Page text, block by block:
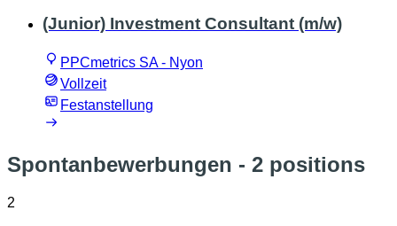
(Junior) Investment Consultant (m/w)
PPCmetrics SA - Nyon
Vollzeit
Festanstellung
Spontanbewerbungen - 2 positions
2